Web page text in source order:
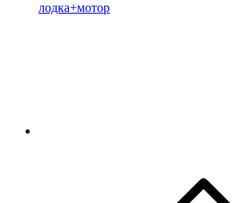
лодка+мотор